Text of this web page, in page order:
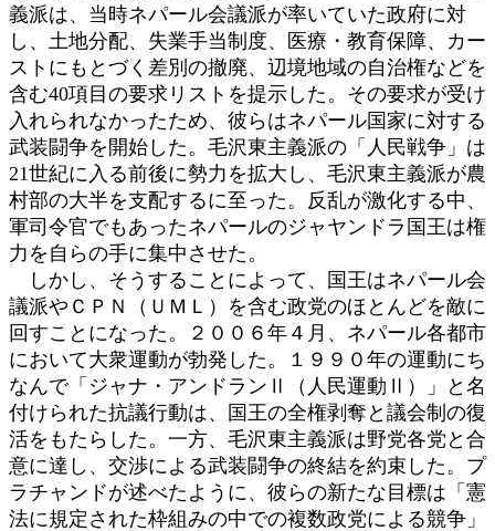
義派は、当時ネパール会議派が率いていた政府に対
し、土地分配、失業手当制度、医療・教育保障、カー
ストにもとづく差別の撤廃、辺境地域の自治権などを
含む40項目の要求リストを提示した。その要求が受け
入れられなかったため、彼らはネパール国家に対する
武装闘争を開始した。毛沢東主義派の「人民戦争」は
21世紀に入る前後に勢力を拡大し、毛沢東主義派が農
村部の大半を支配するに至った。反乱が激化する中、
軍司令官でもあったネパールのジャヤンドラ国王は権
力を自らの手に集中させた。
しかし、そうすることによって、国王はネパール会
議派やＣＰＮ（ＵＭＬ）を含む政党のほとんどを敵に
回すことになった。２００６年４月、ネパール各都市
において大衆運動が勃発した。１９９０年の運動にち
なんで「ジャナ・アンドランⅡ（人民運動Ⅱ）」と名
付けられた抗議行動は、国王の全権剥奪と議会制の復
活をもたらした。一方、毛沢東主義派は野党各党と合
意に達し、交渉による武装闘争の終結を約束した。プ
ラチャンドが述べたように、彼らの新たな目標は「憲
法に規定された枠組みの中での複数政党による競争」